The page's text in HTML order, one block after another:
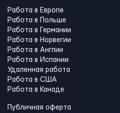
Работа в Европе
Работа в Польше
Работа в Германии
Работа в Норвегии
Работа в Англии
Работа в Испании
Удаленная работа
Работа в США
Работа в Канадe
Публичная оферта